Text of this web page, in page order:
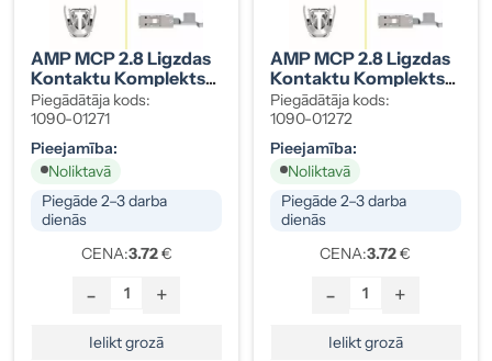
AMP MCP 2.8 Ligzdas
Kontaktu Komplekts
0,5-1 Mm² (10 Gab.), 1-
968855-1
Piegādātāja kods:
1090-01271
Pieejamība:
Noliktavā
Piegāde 2–3 darba
dienās
CENA:3.72€
- +
Ielikt grozā
AMP MCP 2.8 Ligzdas
Kontaktu Komplekts
1,5-2,5 Mm² (10 Gab.),
1-968876-1
Piegādātāja kods:
1090-01272
Pieejamība:
Noliktavā
Piegāde 2–3 darba
dienās
CENA:3.72€
- +
Ielikt grozā